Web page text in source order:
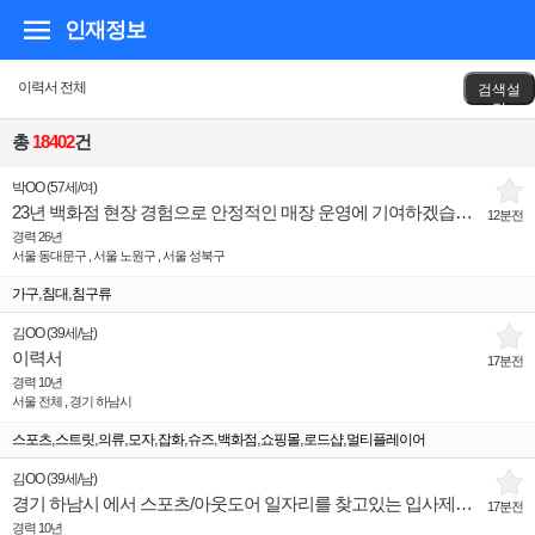
인재정보
이력서 전체
검색설
정
총18402건
12분전
박OO(57세 /여)
23년 백화점 현장 경험으로 안정적인 매장 운영에 기여하겠습니다.
경력 26년
서울 동대문구 , 서울 노원구 , 서울 성북구
가구,침대,침구류
17분전
김OO(39세 /남)
이력서
경력 10년
서울 전체 , 경기 하남시
스포츠,스트릿,의류,모자,잡화,슈즈,백화점,쇼핑몰,로드샵,멀티플레이어
17분전
김OO(39세 /남)
경기 하남시 에서 스포츠/아웃도어 일자리를 찾고있는 입사제의희망 인재입니다.
경력 10년